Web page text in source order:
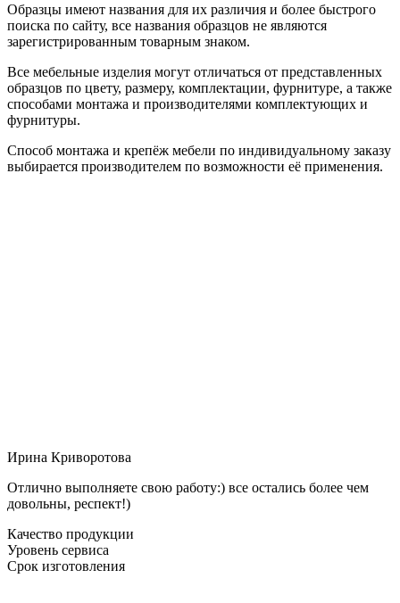
Образцы имеют названия для их различия и более быстрого
поиска по сайту, все названия образцов не являются
зарегистрированным товарным знаком.
Все мебельные изделия могут отличаться от представленных
образцов по цвету, размеру, комплектации, фурнитуре, а также
способами монтажа и производителями комплектующих и
фурнитуры.
Способ монтажа и крепёж мебели по индивидуальному заказу
выбирается производителем по возможности её применения.
Ирина Криворотова
Отлично выполняете свою работу:) все остались более чем
довольны, респект!)
Качество продукции
Уровень сервиса
Срок изготовления